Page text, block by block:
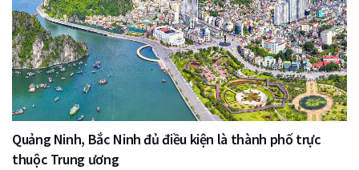
Quảng Ninh, Bắc Ninh đủ điều kiện là thành phố trực
thuộc Trung ương